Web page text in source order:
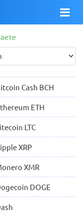
Cash BCH
ETH
LTC
XRP
XMR
DOGE